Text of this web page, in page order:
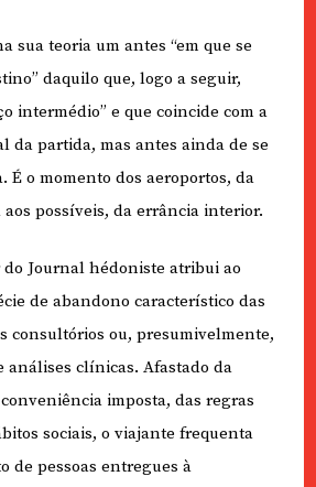
sua teoria um antes “em que se
daquilo que, logo a seguir,
intermédio” e que coincide com a
da partida, mas antes ainda de se
É o momento dos aeroportos, da
possíveis, da errância interior.
do Journal hédoniste atribui ao
de abandono característico das
consultórios ou, presumivelmente,
análises clínicas. Afastado da
imposta, das regras
sociais, o viajante frequenta
de pessoas entregues à